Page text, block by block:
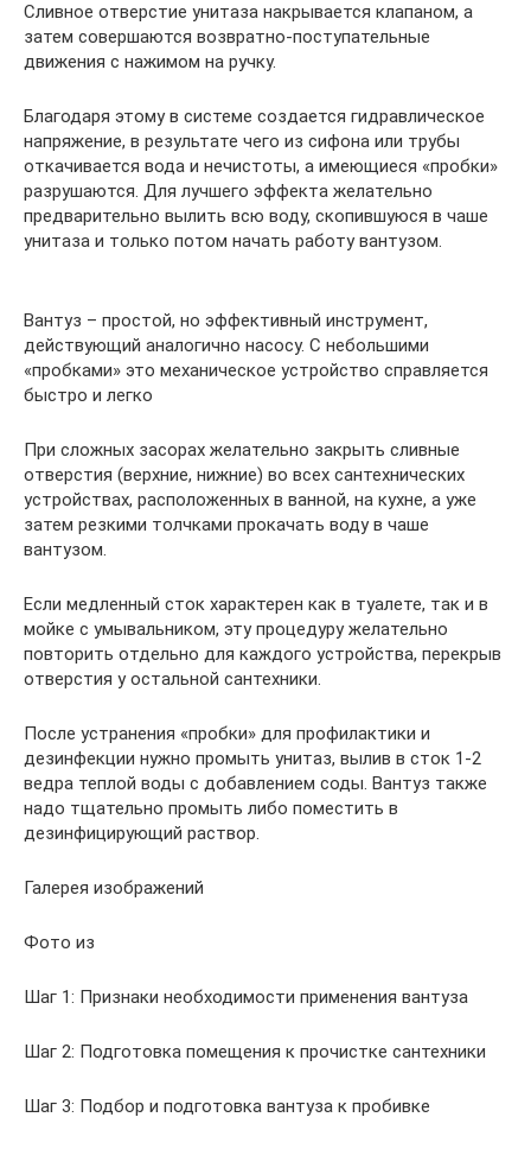
Сливное отверстие унитаза накрывается клапаном, а
затем совершаются возвратно-поступательные
движения с нажимом на ручку.
Благодаря этому в системе создается гидравлическое
напряжение, в результате чего из сифона или трубы
откачивается вода и нечистоты, а имеющиеся «пробки»
разрушаются. Для лучшего эффекта желательно
предварительно вылить всю воду, скопившуюся в чаше
унитаза и только потом начать работу вантузом.
Вантуз – простой, но эффективный инструмент,
действующий аналогично насосу. С небольшими
«пробками» это механическое устройство справляется
быстро и легко
При сложных засорах желательно закрыть сливные
отверстия (верхние, нижние) во всех сантехнических
устройствах, расположенных в ванной, на кухне, а уже
затем резкими толчками прокачать воду в чаше
вантузом.
Если медленный сток характерен как в туалете, так и в
мойке с умывальником, эту процедуру желательно
повторить отдельно для каждого устройства, перекрыв
отверстия у остальной сантехники.
После устранения «пробки» для профилактики и
дезинфекции нужно промыть унитаз, вылив в сток 1-2
ведра теплой воды с добавлением соды. Вантуз также
надо тщательно промыть либо поместить в
дезинфицирующий раствор.
Галерея изображений
Фото из
Шаг 1: Признаки необходимости применения вантуза
Шаг 2: Подготовка помещения к прочистке сантехники
Шаг 3: Подбор и подготовка вантуза к пробивке